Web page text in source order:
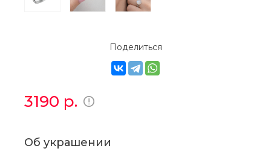
Поделиться
3190 р.
Об украшении